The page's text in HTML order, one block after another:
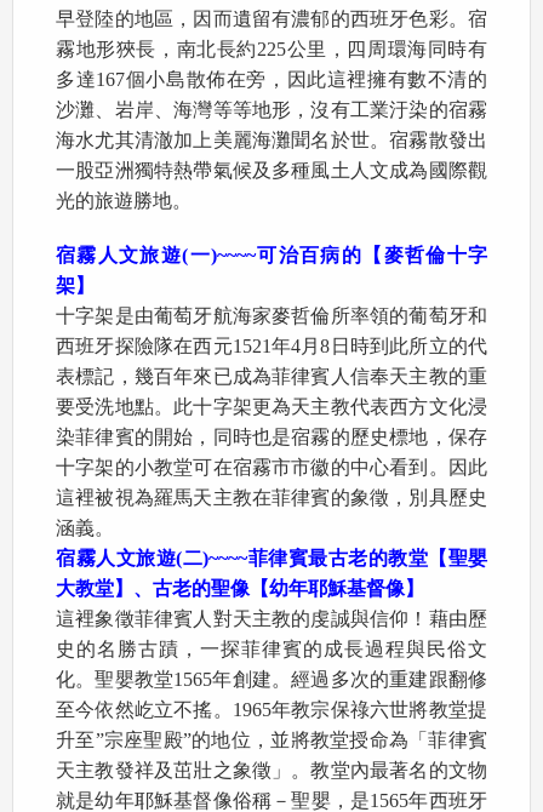
早登陸的地區，因而遺留有濃郁的西班牙色彩。宿
霧地形狹長，南北長約225公里，四周環海同時有
多達167個小島散佈在旁，因此這裡擁有數不清的
沙灘、岩岸、海灣等等地形，沒有工業汙染的宿霧
海水尤其清澈加上美麗海灘聞名於世。宿霧散發出
一股亞洲獨特熱帶氣候及多種風土人文成為國際觀
光的旅遊勝地。
宿霧人文旅遊(一)~~~~可治百病的【麥哲倫十字
架】
十字架是由葡萄牙航海家麥哲倫所率領的葡萄牙和
西班牙探險隊在西元1521年4月8日時到此所立的代
表標記，幾百年來已成為菲律賓人信奉天主教的重
要受洗地點。此十字架更為天主教代表西方文化浸
染菲律賓的開始，同時也是宿霧的歷史標地，保存
十字架的小教堂可在宿霧市市徽的中心看到。因此
這裡被視為羅馬天主教在菲律賓的象徵，別具歷史
涵義。
宿霧人文旅遊(二)~~~~菲律賓最古老的教堂【聖嬰
大教堂】、古老的聖像【幼年耶穌基督像】
這裡象徵菲律賓人對天主教的虔誠與信仰！藉由歷
史的名勝古蹟，一探菲律賓的成長過程與民俗文
化。聖嬰教堂1565年創建。經過多次的重建跟翻修
至今依然屹立不搖。1965年教宗保祿六世將教堂提
升至”宗座聖殿”的地位，並將教堂授命為「菲律賓
天主教發祥及茁壯之象徵」。教堂內最著名的文物
就是幼年耶穌基督像俗稱－聖嬰，是1565年西班牙